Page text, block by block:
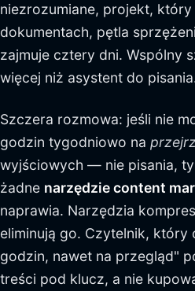
niezrozumiane, projekt,
dokumentach, pętla
zajmuje cztery dni. Wspólny
więcej niż asystent do
Szczera rozmowa: jeśli nie
godzin tygodniowo na
wyjściowych — nie pisania,
żadne narzędzie content
naprawia. Narzędzia
eliminują go. Czytelnik, który
godzin, nawet na przegląd"
treści pod klucz, a nie